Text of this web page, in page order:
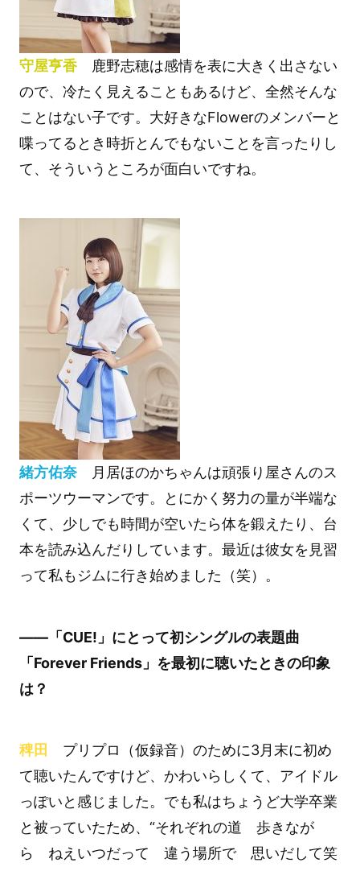
守屋亨香鹿野志穂は感情を表に大きく出さない
ので、冷たく見えることもあるけど、全然そんな
ことはない子です。大好きなFlowerのメンバーと
喋ってるとき時折とんでもないことを言ったりし
て、そういうところが面白いですね。
緒方佑奈月居ほのかちゃんは頑張り屋さんのス
ポーツウーマンです。とにかく努力の量が半端な
くて、少しでも時間が空いたら体を鍛えたり、台
本を読み込んだりしています。最近は彼女を見習
って私もジムに行き始めました（笑）。
――「CUE!」にとって初シングルの表題曲
「Forever Friends」を最初に聴いたときの印象
は？
稗田
プリプロ（仮録音）のために3月末に初め
て聴いたんですけど、かわいらしくて、アイドル
っぽいと感じました。でも私はちょうど大学卒業
と被っていたため、“それぞれの道 歩きなが
ら ねえいつだって 違う場所で 思いだして笑